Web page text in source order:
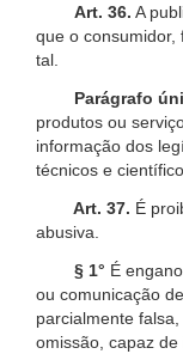
Art. 36. A
que o consumidor,
tal.
Parágrafo
produtos ou
informação dos
técnicos e
Art. 37. É
abusiva.
§ 1° É
ou comunicação
parcialmente
omissão, capaz